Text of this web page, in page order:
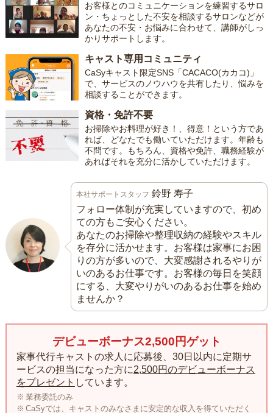
お客様とのコミュニケーションを練習するサロ
ン・ちょっとした不安を相談するサロンなどが
あなたの不安・お悩みに合わせて、講師がしっ
かりサポートします。
キャスト専用コミュニティ
CaSyキャスト限定SNS「CACACO(カカコ)」
で、サービスのノウハウを共有したり、悩みを
相談することができます。
資格・免許不要
お掃除やお料理が好き！、得意！という方であ
れば、どなたでも働いていただけます。年齢も
不問です。もちろん、資格や免許、職務経験が
あればそれを充分に活かしていただけます。
本社サポートスタッフ 鈴野 寿子
フォロー体制が充実していますので、初め
ての方もご安心ください。
あなたのお掃除や整理収納の経験やスキル
を存分に活かせます。お客様は家事にお困
りの方が多いので、大変感謝されるやりが
いのあるお仕事です。お客様の毎日を笑顔
にする、大変やりがいのあるお仕事を始め
ませんか？
デビューボーナス2,500円ゲット
家事代行キャストの求人に応募後、30日以内に定期サ
ービスの担当になった方に2,500円のデビューボーナス
をプレゼント しています。
業務委託のみ
CaSyでは、キャストのみなさまに安定的な収入を得ていただく